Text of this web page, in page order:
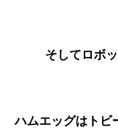
そしてロボ
ハムエッグはトビ